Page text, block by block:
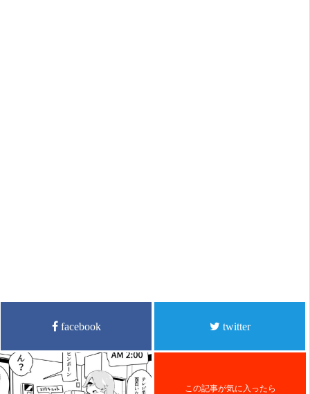
facebook twitter
この記事が気に入ったら